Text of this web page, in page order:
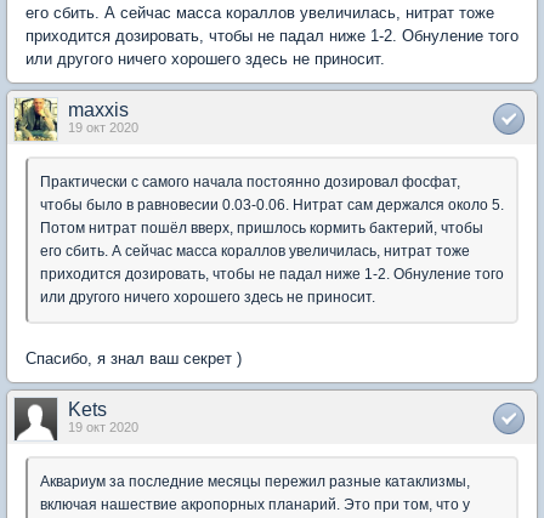
его сбить. А сейчас масса кораллов увеличилась, нитрат тоже
приходится дозировать, чтобы не падал ниже 1-2. Обнуление того
или другого ничего хорошего здесь не приносит.
maxxis
19 окт 2020
Практически с самого начала постоянно дозировал фосфат,
чтобы было в равновесии 0.03-0.06. Нитрат сам держался около 5.
Потом нитрат пошёл вверх, пришлось кормить бактерий, чтобы
его сбить. А сейчас масса кораллов увеличилась, нитрат тоже
приходится дозировать, чтобы не падал ниже 1-2. Обнуление того
или другого ничего хорошего здесь не приносит.
Спасибо, я знал ваш секрет )
Kets
19 окт 2020
Аквариум за последние месяцы пережил разные катаклизмы,
включая нашествие акропорных планарий. Это при том, что у